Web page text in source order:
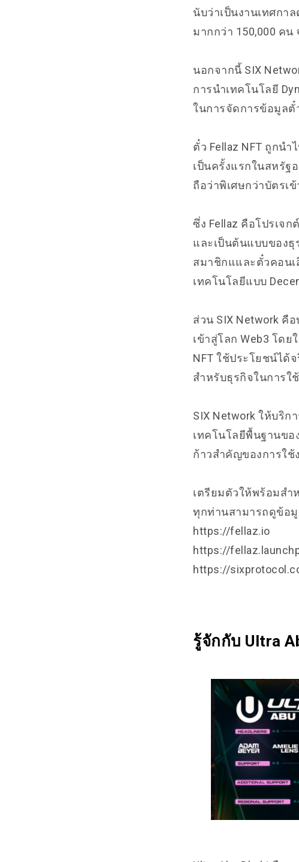
นับว่าเป็นงานเทศกา
มากกว่า 150,000 ค
นอกจากนี้ SIX
การนำเทคโนโลยี
ในการจัดการข้อมูลตั๋
ตั๋ว Fellaz NFT ถูกนำ
เป็นครั้งแรกในสหรัฐ
ถือว่าพิเศษกว่าบัตรเ
ซึ่ง Fellaz คือโปรเจก
และเป็นต้นแบบของธุ
สมาชิกแและตั๋วคอนเ
เทคโนโลยีแบบ
ส่วน SIX Network คื
เข้าสู่โลก Web3 โด
NFT ใช้ประโยชน์ได้
สำหรับธุรกิจในการใ
SIX Network ให้บริก
เทคโนโลยีพื้นฐานขอ
ก้าวสำคัญของการใช้
เตรียมตัวให้พร้อมสำ
ทุกท่านสามารถดูข้อมู
https://fellaz.io
https://
https://
รู้จักกับ Ultra